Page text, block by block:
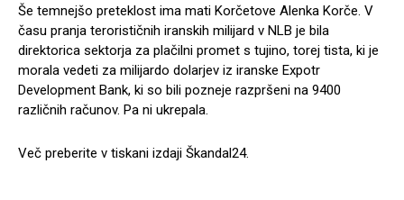
Še temnejšo preteklost ima mati Korčetove Alenka Korče. V
času pranja terorističnih iranskih milijard v NLB je bila
direktorica sektorja za plačilni promet s tujino, torej tista, ki je
morala vedeti za milijardo dolarjev iz iranske Expotr
Development Bank, ki so bili pozneje razpršeni na 9400
različnih računov. Pa ni ukrepala.
Več preberite v tiskani izdaji Škandal24.